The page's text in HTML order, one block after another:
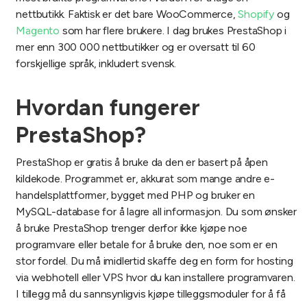
nettbutikk. Faktisk er det bare WooCommerce,Shopifyog
Magento som har flere brukere. I dag brukes PrestaShop i
mer enn 300 000 nettbutikker og er oversatt til 60
forskjellige språk, inkludert svensk.
Hvordan fungerer
PrestaShop?
PrestaShop er gratis å bruke da den er basert på åpen
kildekode. Programmet er, akkurat som mange andre e-
handelsplattformer, bygget med PHP og bruker en
MySQL-database for å lagre all informasjon. Du som ønsker
å bruke PrestaShop trenger derfor ikke kjøpe noe
programvare eller betale for å bruke den, noe som er en
stor fordel. Du må imidlertid skaffe deg en form for hosting
via webhotell eller VPS hvor du kan installere programvaren.
I tillegg må du sannsynligvis kjøpe tilleggsmoduler for å få